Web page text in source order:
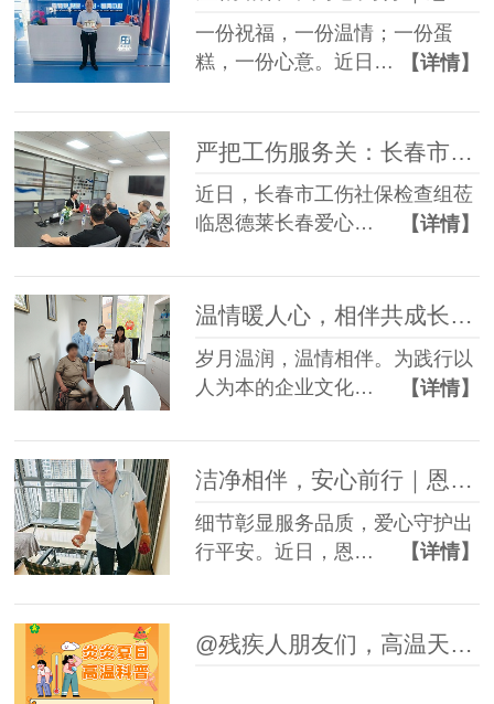
一份祝福，一份温情；一份蛋
糕，一份心意。近日…
【详情】
严把工伤服务关：长春市社保检查组赴恩德莱爱心店督导档案工作
近日，长春市工伤社保检查组莅
临恩德莱长春爱心…
【详情】
温情暖人心，相伴共成长——恩德莱邢台爱心店举办员工生日会
岁月温润，温情相伴。为践行以
人为本的企业文化…
【详情】
洁净相伴，安心前行｜恩德莱邯郸爱心店常态化开展轮椅养护服务
细节彰显服务品质，爱心守护出
行平安。近日，恩…
【详情】
@残疾人朋友们，高温天气防暑科普指南请查收~